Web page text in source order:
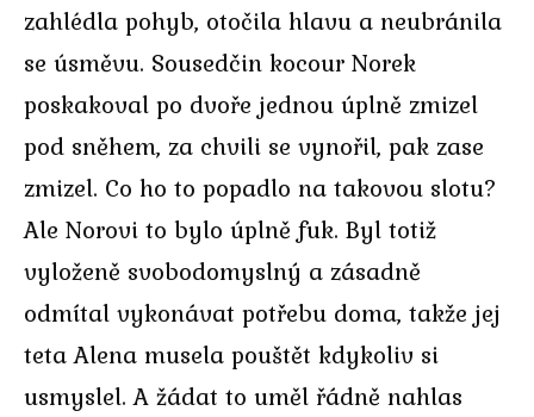
zahlédla pohyb, otočila hlavu a neubránila
se úsměvu. Sousedčin kocour Norek
poskakoval po dvoře jednou úplně zmizel
pod sněhem, za chvili se vynořil, pak zase
zmizel. Co ho to popadlo na takovou slotu?
Ale Norovi to bylo úplně fuk. Byl totiž
vyloženě svobodomyslný a zásadně
odmítal vykonávat potřebu doma, takže jej
teta Alena musela pouštět kdykoliv si
usmyslel. A žádat to uměl řádně nahlas